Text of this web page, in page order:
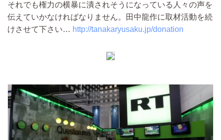
それでも権力の横暴に潰されそうになっている人々の声を
伝えていかなければなりません。田中龍作に取材活動を続
けさせて下さい… http://tanakaryusaku.jp/donation